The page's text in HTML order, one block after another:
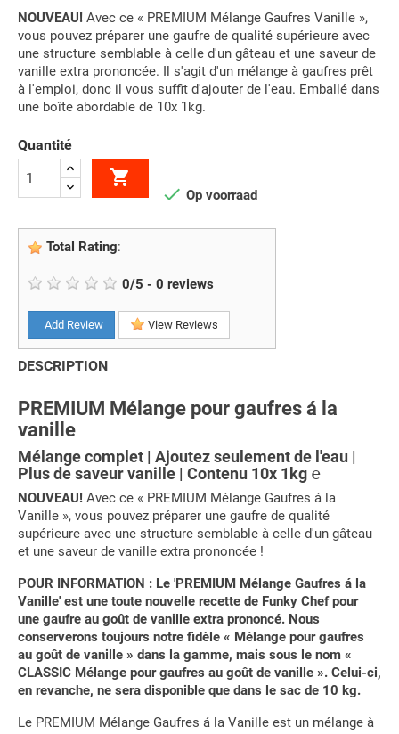
NOUVEAU! Avec ce « PREMIUM Mélange Gaufres Vanille »,
vous pouvez préparer une gaufre de qualité supérieure avec
une structure semblable à celle d'un gâteau et une saveur de
vanille extra prononcée. Il s'agit d'un mélange à gaufres prêt
à l'emploi, donc il vous suffit d'ajouter de l'eau. Emballé dans
une boîte abordable de 10x 1kg.
Quantité

 Op voorraad
Total Rating:
0/5 - 0 reviews
Add Review View Reviews
DESCRIPTION
PREMIUM Mélange pour gaufres á la
vanille
Mélange complet | Ajoutez seulement de l'eau |
Plus de saveur vanille | Contenu 10x 1kg ℮
NOUVEAU! Avec ce « PREMIUM Mélange Gaufres á la
Vanille », vous pouvez préparer une gaufre de qualité
supérieure avec une structure semblable à celle d'un gâteau
et une saveur de vanille extra prononcée !
POUR INFORMATION : Le 'PREMIUM Mélange Gaufres á la
Vanille' est une toute nouvelle recette de Funky Chef pour
une gaufre au goût de vanille extra prononcé. Nous
conserverons toujours notre fidèle « Mélange pour gaufres
au goût de vanille » dans la gamme, mais sous le nom «
CLASSIC Mélange pour gaufres au goût de vanille ». Celui-ci,
en revanche, ne sera disponible que dans le sac de 10 kg.
Le PREMIUM Mélange Gaufres á la Vanille est un mélange à